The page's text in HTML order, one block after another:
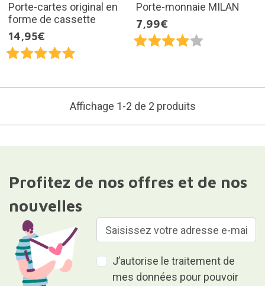
Porte-cartes original en
forme de cassette
14,95€
Porte-monnaie MILAN
7,99€
Affichage 1-2 de 2 produits
Profitez de nos offres et de nos
nouvelles
J’autorise le traitement de
mes données pour pouvoir